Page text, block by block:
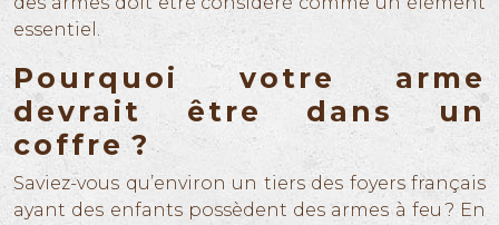
essentiel.
Pourquoi votre arme
devrait être dans un
coffre ?
Saviez-vous qu’environ un tiers des foyers français
ayant des enfants possèdent des armes à feu ? En